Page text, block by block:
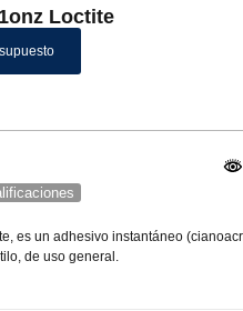
Loctite
es un adhesivo instantáneo
de uso general.